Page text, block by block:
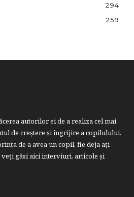
294
259
autorilor ei de a realiza cel mai
de creştere şi îngrijire a copilulului.
de a avea un copil, fie deja aţi
găsi aici interviuri, articole şi